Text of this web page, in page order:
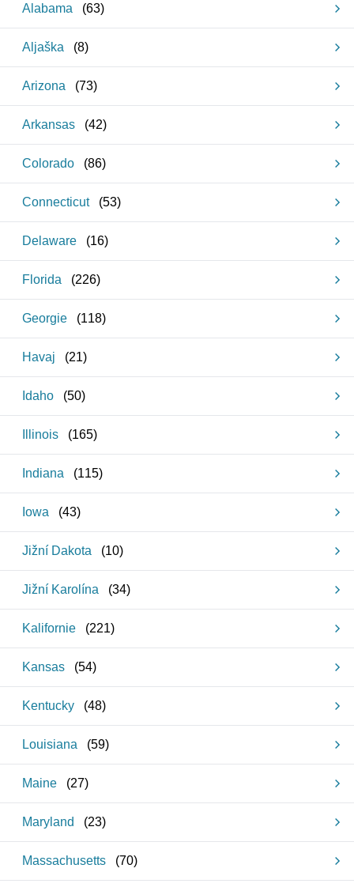
Alabama (63)
Aljaška (8)
Arizona (73)
Arkansas (42)
Colorado (86)
Connecticut (53)
Delaware (16)
Florida (226)
Georgie (118)
Havaj (21)
Idaho (50)
Illinois (165)
Indiana (115)
Iowa (43)
Jižní Dakota (10)
Jižní Karolína (34)
Kalifornie (221)
Kansas (54)
Kentucky (48)
Louisiana (59)
Maine (27)
Maryland (23)
Massachusetts (70)